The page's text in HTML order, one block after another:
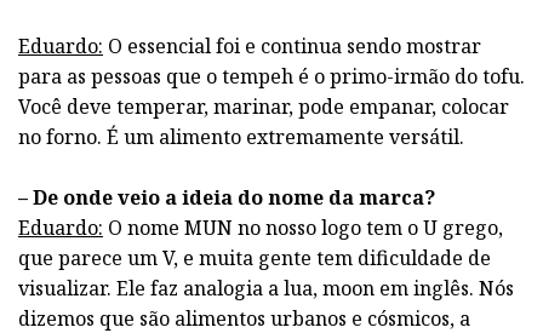
Eduardo: O essencial foi e continua sendo mostrar
para as pessoas que o tempeh é o primo-irmão do tofu.
Você deve temperar, marinar, pode empanar, colocar
no forno. É um alimento extremamente versátil.
– De onde veio a ideia do nome da marca?
Eduardo: O nome MUN no nosso logo tem o U grego,
que parece um V, e muita gente tem dificuldade de
visualizar. Ele faz analogia a lua, moon em inglês. Nós
dizemos que são alimentos urbanos e cósmicos, a